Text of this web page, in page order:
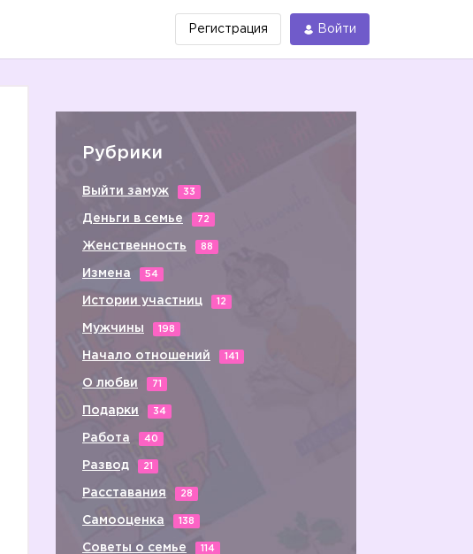
Регистрация Войти
Рубрики
Выйти замуж 33
Деньги в семье 72
Женственность 88
Измена 54
Истории участниц 12
Мужчины 198
Начало отношений 141
О любви 71
Подарки 34
Работа 40
Развод 21
Расставания 28
Самооценка 138
Советы о семье 114